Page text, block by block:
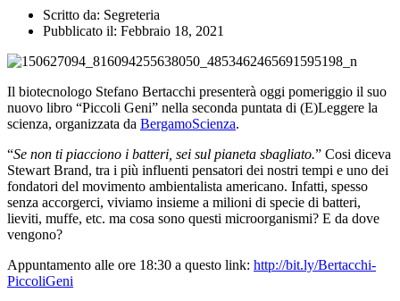
Scritto da: Segreteria
Pubblicato il: Febbraio 18, 2021
Il biotecnologo Stefano Bertacchi presenterà oggi pomeriggio il suo
nuovo libro “Piccoli Geni” nella seconda puntata di (E)Leggere la
scienza, organizzata da BergamoScienza.
“Se non ti piacciono i batteri, sei sul pianeta sbagliato.” Cosi diceva
Stewart Brand, tra i più influenti pensatori dei nostri tempi e uno dei
fondatori del movimento ambientalista americano. Infatti, spesso
senza accorgerci, viviamo insieme a milioni di specie di batteri,
lieviti, muffe, etc. ma cosa sono questi microorganismi? E da dove
vengono?
Appuntamento alle ore 18:30 a questo link: http://bit.ly/Bertacchi-
PiccoliGeni